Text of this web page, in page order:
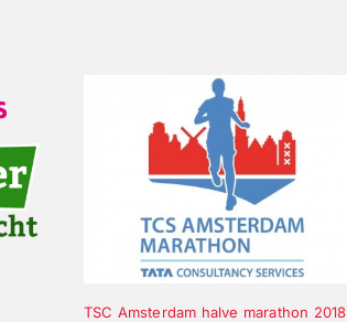
TSC Amsterdam
halve marathon
TSC Amsterdam halve marathon 2018